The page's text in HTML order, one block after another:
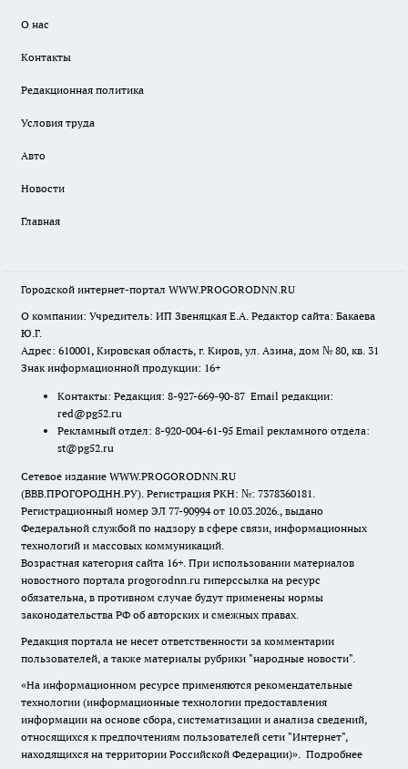
О нас
Контакты
Редакционная политика
Условия труда
Авто
Новости
Главная
Городской интернет-портал WWW.PROGORODNN.RU
О компании: Учредитель: ИП Звеняцкая Е.А. Редактор сайта: Бакаева
Ю.Г.
Адрес: 610001, Кировская область, г. Киров, ул. Азина, дом № 80, кв. 31
Знак информационной продукции: 16+
Контакты: Редакция: 8-927-669-90-87 Email редакции:
red@pg52.ru
Рекламный отдел: 8-920-004-61-95 Email рекламного отдела:
st@pg52.ru
Сетевое издание WWW.PROGORODNN.RU
(ВВВ.ПРОГОРОДНН.РУ). Регистрация РКН: №: 7378360181.
Регистрационный номер ЭЛ 77-90994 от 10.03.2026., выдано
Федеральной службой по надзору в сфере связи, информационных
технологий и массовых коммуникаций.
Возрастная категория сайта 16+. При использовании материалов
новостного портала progorodnn.ru гиперссылка на ресурс
обязательна, в противном случае будут применены нормы
законодательства РФ об авторских и смежных правах.
Редакция портала не несет ответственности за комментарии
пользователей, а также материалы рубрики "народные новости".
«На информационном ресурсе применяются рекомендательные
технологии (информационные технологии предоставления
информации на основе сбора, систематизации и анализа сведений,
относящихся к предпочтениям пользователей сети "Интернет",
находящихся на территории Российской Федерации)». Подробнее